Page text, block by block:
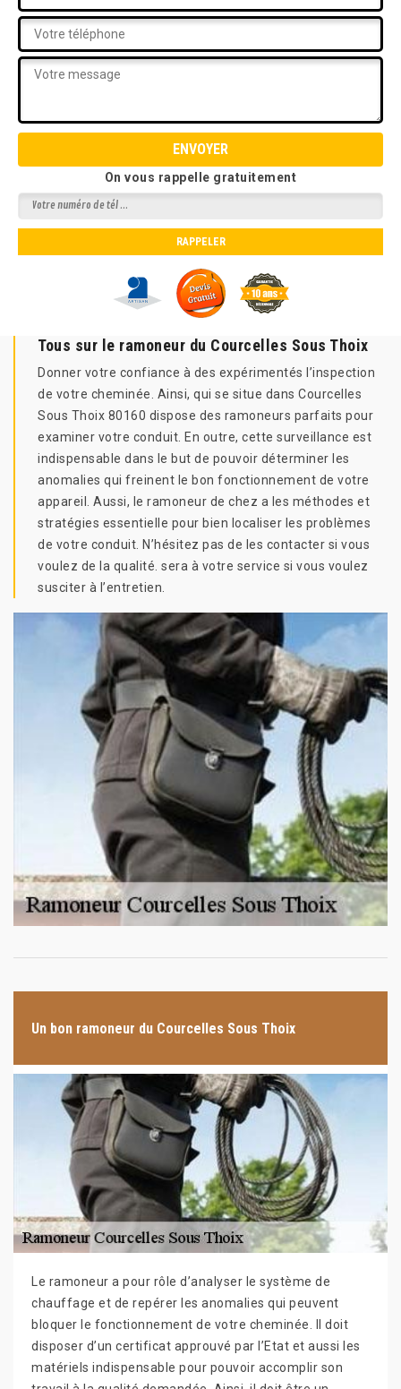
On vous rappelle gratuitement
Tous sur le ramoneur du Courcelles Sous Thoix
Donner votre confiance à des expérimentés l’inspection
de votre cheminée. Ainsi, qui se situe dans Courcelles
Sous Thoix 80160 dispose des ramoneurs parfaits pour
examiner votre conduit. En outre, cette surveillance est
indispensable dans le but de pouvoir déterminer les
anomalies qui freinent le bon fonctionnement de votre
appareil. Aussi, le ramoneur de chez a les méthodes et
stratégies essentielle pour bien localiser les problèmes
de votre conduit. N’hésitez pas de les contacter si vous
voulez de la qualité. sera à votre service si vous voulez
susciter à l’entretien.
Un bon ramoneur du Courcelles Sous Thoix
Le ramoneur a pour rôle d’analyser le système de
chauffage et de repérer les anomalies qui peuvent
bloquer le fonctionnement de votre cheminée. Il doit
disposer d’un certificat approuvé par l’Etat et aussi les
matériels indispensable pour pouvoir accomplir son